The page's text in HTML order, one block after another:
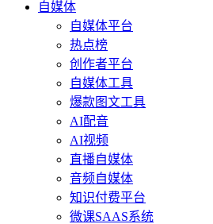
自媒体
自媒体平台
热点榜
创作者平台
自媒体工具
爆款图文工具
AI配音
AI视频
直播自媒体
音频自媒体
知识付费平台
微课SAAS系统